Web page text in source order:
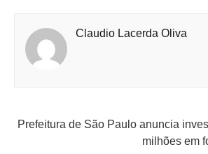
Claudio Lacerda Oliva
Prefeitura de São Paulo anuncia
milhões em